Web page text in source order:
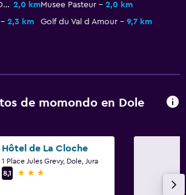
Collegiale of Notre-Dame 2,0 kmMusee Pasteur
2,0 km
2,3 km Golf du Val d Amour 9,7 km
de momondo en Dole
Hôtel de La Cloche
1 Place Jules Grevy, Dole, Jura
8,1
3 estrellas